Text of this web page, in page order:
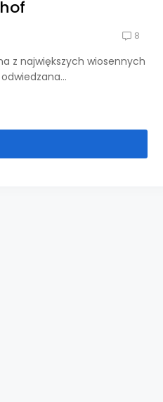
8
z największych wiosennych